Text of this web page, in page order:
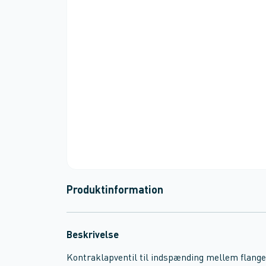
Produktinformation
Beskrivelse
Kontraklapventil til indspænding mellem